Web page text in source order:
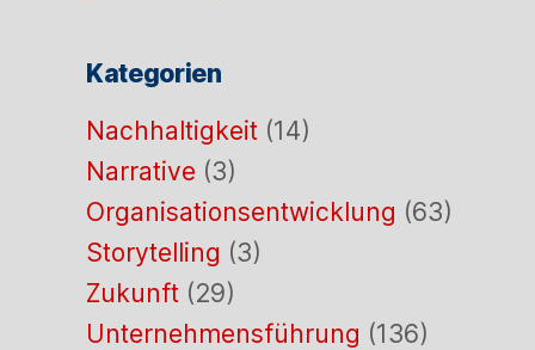
Kategorien
Nachhaltigkeit (14)
Narrative (3)
Organisationsentwicklung (63)
Storytelling (3)
Zukunft (29)
Unternehmensführung (136)